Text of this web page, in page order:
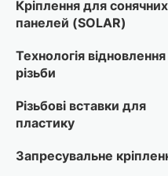
Кріплення для сонячних
панелей (SOLAR)
Технологія відновлення
різьби
Різьбові вставки для
пластику
Запресувальне